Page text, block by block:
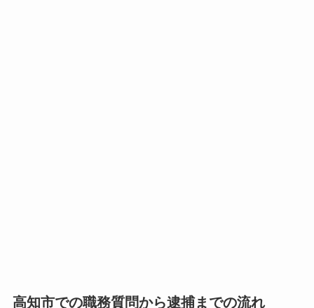
高知市での職務質問から逮捕までの流れ